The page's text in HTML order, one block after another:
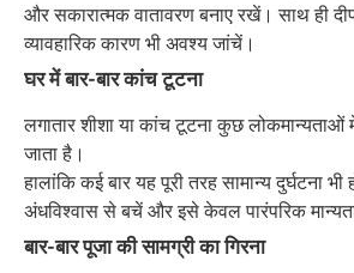
और सकारात्मक वातावरण बनाए रखें। साथ ही
व्यावहारिक कारण भी अवश्य जांचें।
घर में बार-बार कांच टूटना
लगातार शीशा या कांच टूटना कुछ
जाता है।
हालांकि कई बार यह पूरी तरह सामान्य दुर्घटना
अंधविश्वास से बचें और इसे केवल पारंपरिक
बार-बार पूजा की सामग्री का गिरना